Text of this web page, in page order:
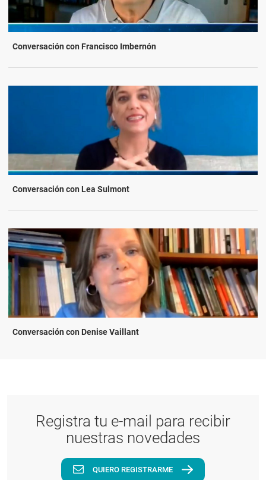
Conversación con Francisco Imbernón
Conversación con Lea Sulmont
Conversación con Denise Vaillant
Registra tu e-mail para recibir
nuestras novedades
QUIERO REGISTRARME